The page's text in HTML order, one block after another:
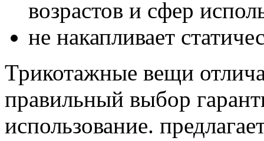
возрастов и сфер
не накапливает
Трикотажные вещи
правильный выбор
использование.